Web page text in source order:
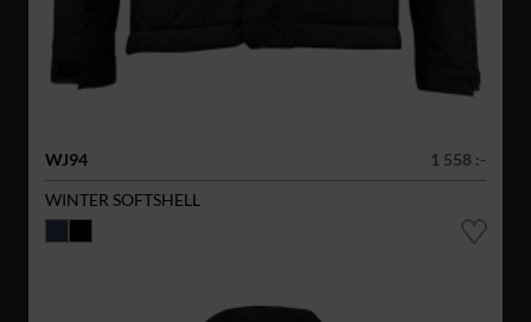
WJ94
1 558 :-
WINTER SOFTSHELL